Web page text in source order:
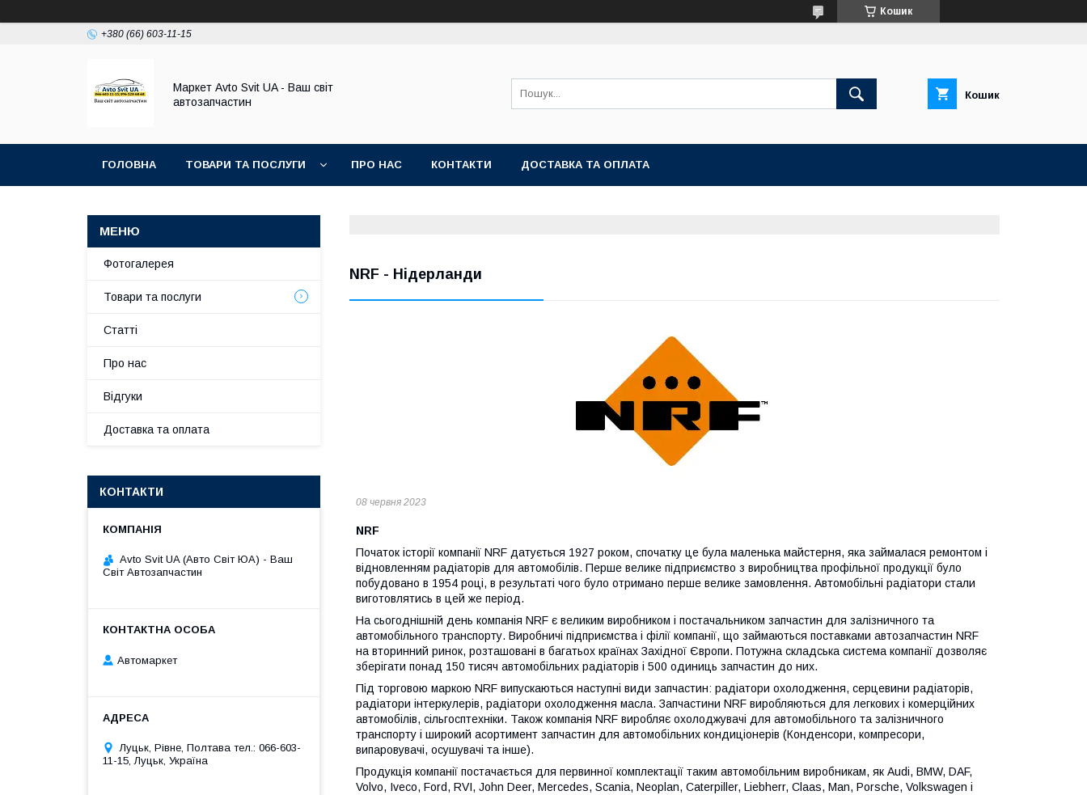
Кошик
+380 (66) 603-11-15
Маркет Avto Svit UA - Ваш світ
автозапчастин
Кошик
ГОЛОВНА ТОВАРИ ТА ПОСЛУГИ ПРО НАС КОНТАКТИ ДОСТАВКА ТА ОПЛАТА
NRF - Нідерланди
08 червня 2023
NRF
Початок історії компанії NRF датується 1927 роком, спочатку це була маленька майстерня, яка займалася ремонтом і
відновленням радіаторів для автомобілів. Перше велике підприємство з виробництва профільної продукції було
побудовано в 1954 році, в результаті чого було отримано перше велике замовлення. Автомобільні радіатори стали
виготовлятись в цей же період.
На сьогоднішній день компанія NRF є великим виробником і постачальником запчастин для залізничного та
автомобільного транспорту. Виробничі підприємства і філії компанії, що займаються поставками автозапчастин NRF
на вторинний ринок, розташовані в багатьох країнах Західної Європи. Потужна складська система компанії дозволяє
зберігати понад 150 тисяч автомобільних радіаторів і 500 одиниць запчастин до них.
Під торговою маркою NRF випускаються наступні види запчастин: радіатори охолодження, серцевини радіаторів,
радіатори інтеркулерів, радіатори охолодження масла. Запчастини NRF виробляються для легкових і комерційних
автомобілів, сільгосптехніки. Також компанія NRF виробляє охолоджувачі для автомобільного та залізничного
транспорту і широкий асортимент запчастин для автомобільних кондиціонерів (Конденсори, компресори,
випаровувачі, осушувачі та інше).
Продукція компанії постачається для первинної комплектації таким автомобільним виробникам, як Audi, BMW, DAF,
Volvo, Iveco, Ford, RVI, John Deer, Mercedes, Scania, Neoplan, Caterpiller, Liebherr, Claas, Man, Porsche, Volkswagen і
Фотогалерея
Товари та послуги
Статті
Про нас
Відгуки
Доставка та оплата
КОНТАКТИ
Avto Svit UA (Авто Світ ЮА) - Ваш
Світ Автозапчастин
Автомаркет
Луцьк, Рівне, Полтава тел.: 066-603-
11-15, Луцьк, Україна